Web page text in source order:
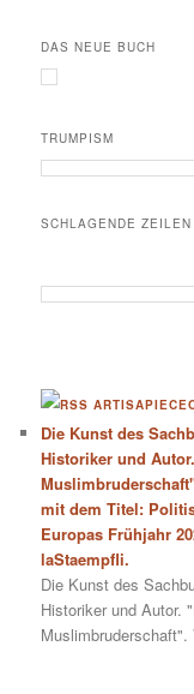
DAS NEUE BUCH
TRUMPISM
SCHLAGENDE ZEILEN
Die Kunst des
Historiker und
mit dem Titel:
Europas Frühjahr
laStaempfli.
Die Kunst des
Historiker und Autor.